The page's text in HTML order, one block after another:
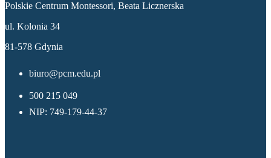
Polskie Centrum Montessori, Beata Licznerska
ul. Kolonia 34
81-578 Gdynia
biuro@pcm.edu.pl
500 215 049
NIP: 749-179-44-37